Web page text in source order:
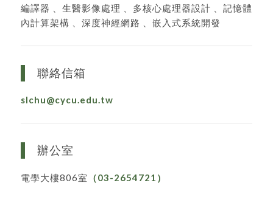
編譯器 、生醫影像處理 、多核心處理器設計 、記憶體
內計算架構 、深度神經網路 、嵌入式系統開發
聯絡信箱
slchu@cycu.edu.tw
辦公室
電學大樓806室 （03-2654721）